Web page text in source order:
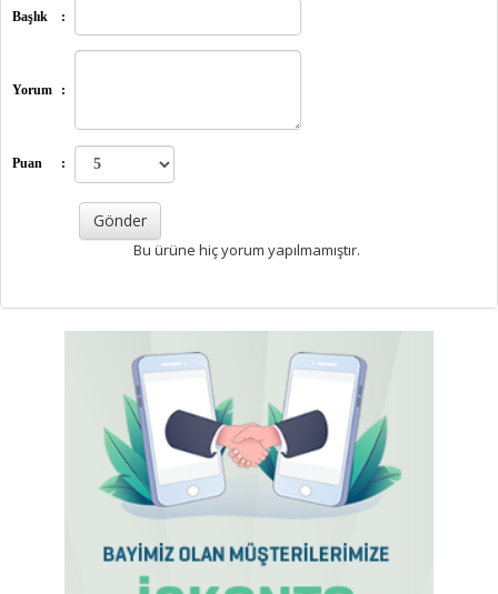
Başlık :
Yorum :
Puan :
Bu ürüne hiç yorum yapılmamıştır.